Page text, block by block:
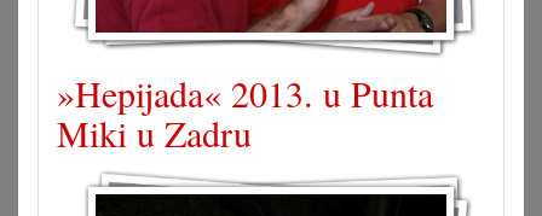
»Hepijada« 2013. u Punta
Miki u Zadru